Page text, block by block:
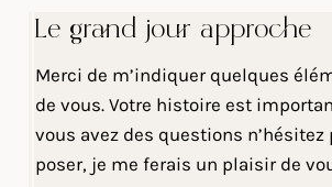
Le grand jour approche
Merci de m’indiquer quelques
de vous. Votre histoire est
vous avez des questions n’hésitez
poser, je me ferais un plaisir de